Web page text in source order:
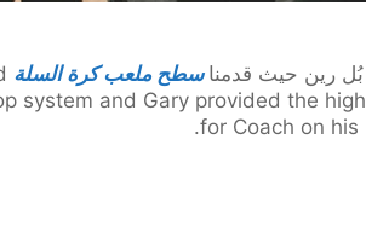
سطح ملعب كرة السلة
system and Gary provided the
for Coach on